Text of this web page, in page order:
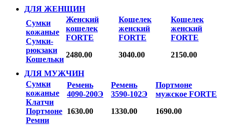
ДЛЯ ЖЕНЩИН
Сумки
кожаные
Сумки-
рюкзаки
Кошельки
Женский
кошелек
FORTE
2480.00
Кошелек
женский
FORTE
3040.00
Кошелек
женский
FORTE
2150.00
ДЛЯ МУЖЧИН
Сумки
кожаные
Клатчи
Портмоне
Ремни
Ремень
4090-200Э
1630.00
Ремень
3590-102Э
1330.00
Портмоне
мужское FORTE
1690.00